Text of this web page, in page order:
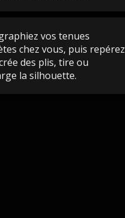
vos tenues
chez vous, puis repérez
des plis, tire ou
la silhouette.